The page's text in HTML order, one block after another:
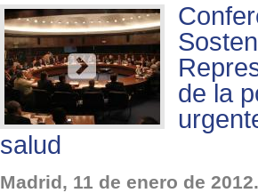
de la
salud
Madrid, 11 de enero de